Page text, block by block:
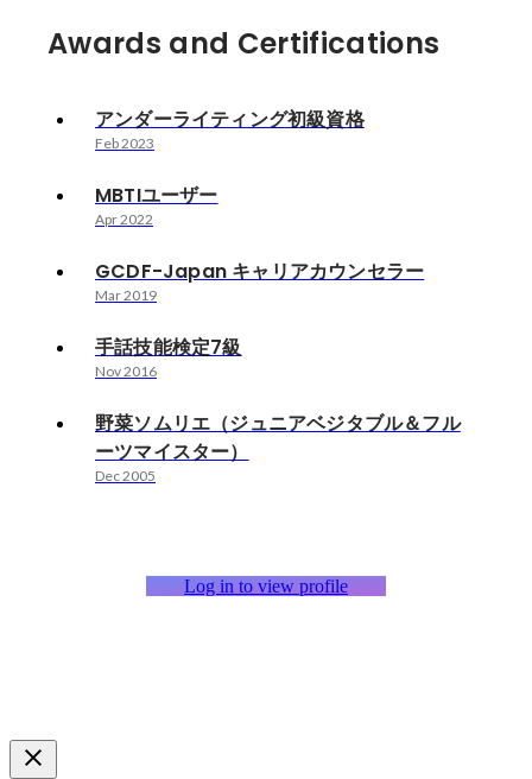
Awards and Certifications
アンダーライティング初級資格
Feb 2023
MBTIユーザー
Apr 2022
GCDF-Japan キャリアカウンセラー
Mar 2019
手話技能検定7級
Nov 2016
野菜ソムリエ（ジュニアベジタブル＆フル
ーツマイスター）
Dec 2005
Log in to view profile